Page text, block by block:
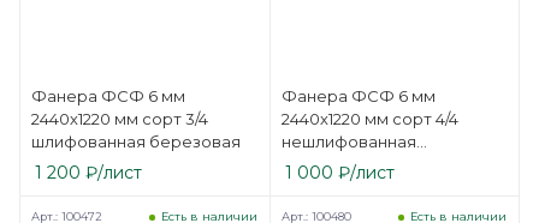
Фанера ФСФ 6 мм
2440х1220 мм сорт 3/4
шлифованная березовая
1 200 ₽/лист
Фанера ФСФ 6 мм
2440х1220 мм сорт 4/4
нешлифованная
березовая
1 000 ₽/лист
Есть в наличии
Арт.: 100472 Есть в наличии
Арт.: 100480